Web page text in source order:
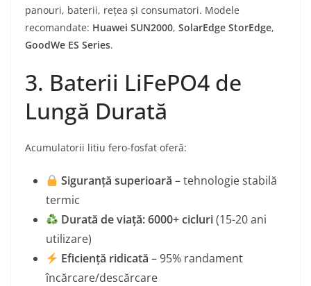
panouri, baterii, rețea și consumatori. Modele
recomandate: Huawei SUN2000, SolarEdge StorEdge,
GoodWe ES Series.
3. Baterii LiFePO4 de
Lungă Durată
Acumulatorii litiu fero-fosfat oferă:
Siguranță superioară – tehnologie stabilă
termic
Durată de viață: 6000+ cicluri(15-20 ani
utilizare)
Eficiență ridicată – 95% randament
încărcare/descărcare